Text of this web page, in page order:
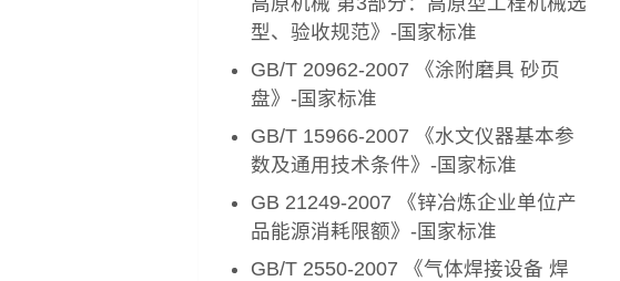
型、验收规范》-国家标准
GB/T 20962-2007 《涂附磨具 砂页
盘》-国家标准
GB/T 15966-2007 《水文仪器基本参
数及通用技术条件》-国家标准
GB 21249-2007 《锌冶炼企业单位产
品能源消耗限额》-国家标准
GB/T 2550-2007 《气体焊接设备 焊